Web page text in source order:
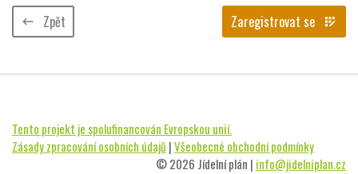
keyboard_backspace Zpět Zaregistrovat se app_registration
Tento projekt je spolufinancován Evropskou unií.
Zásady zpracování osobních údajů |Všeobecné obchodní podmínky
© 2026 Jídelní plán | info@jidelniplan.cz